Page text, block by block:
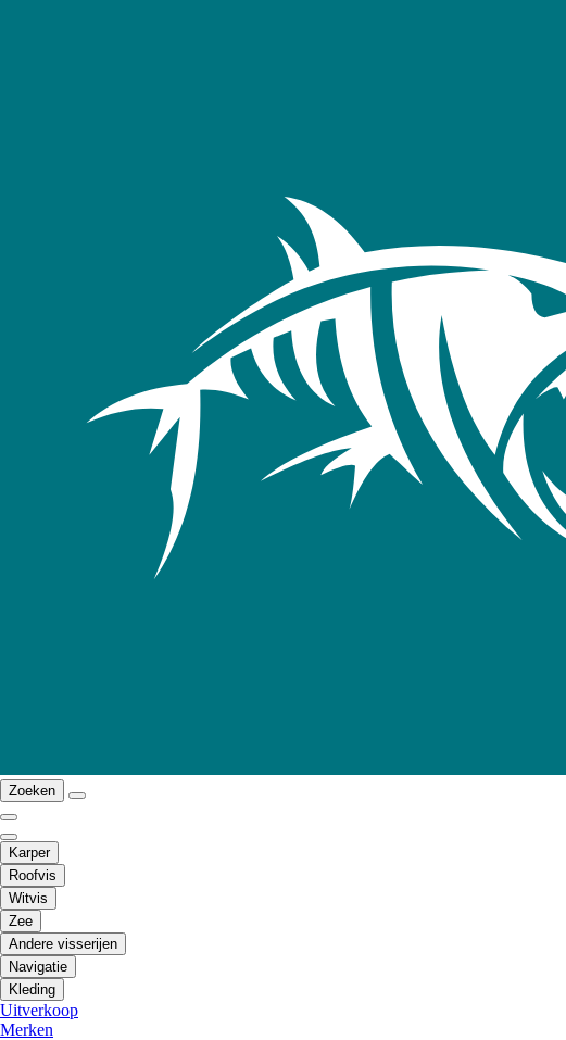
Zoeken
Karper
Roofvis
Witvis
Zee
Andere visserijen
Navigatie
Kleding
Uitverkoop
Merken